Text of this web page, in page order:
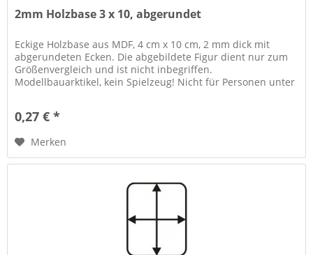
2mm Holzbase 3 x 10, abgerundet
Eckige Holzbase aus MDF, 4 cm x 10 cm, 2 mm dick mit
abgerundeten Ecken. Die abgebildete Figur dient nur zum
Größenvergleich und ist nicht inbegriffen.
Modellbauarktikel, kein Spielzeug! Nicht für Personen unter
0,27 € *
Merken